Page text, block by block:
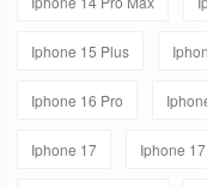
Iphone 15 Plus
Iphone 16 Pro
Iphone 17 Iphone